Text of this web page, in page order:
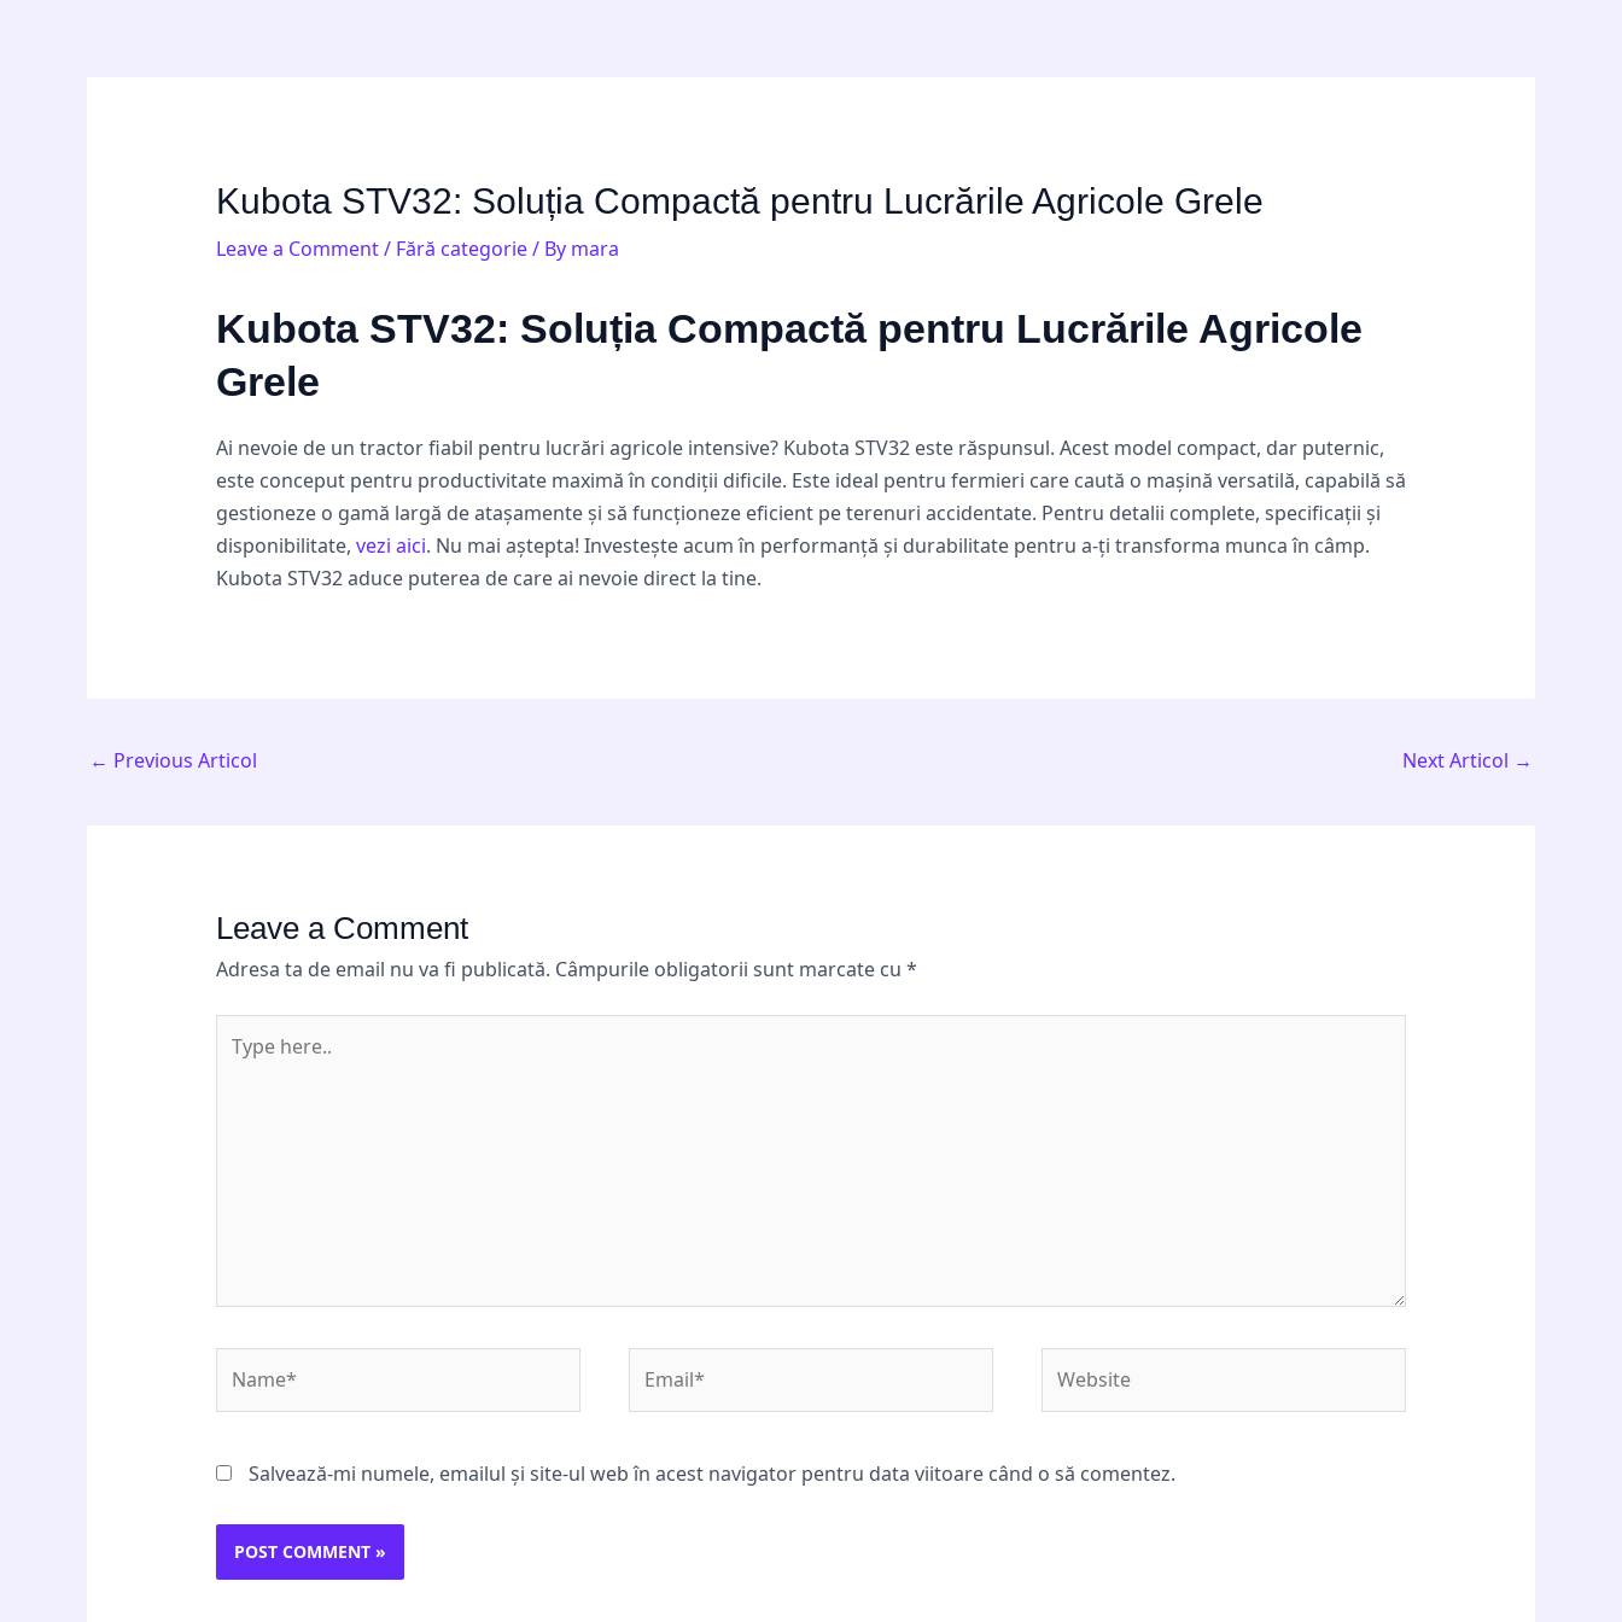
Kubota STV32: Soluția Compactă pentru Lucrările Agricole Grele
Leave a Comment/ Fără categorie/ By mara
Kubota STV32: Soluția Compactă pentru Lucrările Agricole
Grele
Ai nevoie de un tractor fiabil pentru lucrări agricole intensive? Kubota STV32 este răspunsul. Acest model compact, dar puternic,
este conceput pentru productivitate maximă în condiții dificile. Este ideal pentru fermieri care caută o mașină versatilă, capabilă să
gestioneze o gamă largă de atașamente și să funcționeze eficient pe terenuri accidentate. Pentru detalii complete, specificații și
disponibilitate, vezi aici. Nu mai aștepta! Investește acum în performanță și durabilitate pentru a-ți transforma munca în câmp.
Kubota STV32 aduce puterea de care ai nevoie direct la tine.
← Previous Articol Next Articol →
Leave a Comment
Adresa ta de email nu va fi publicată. Câmpurile obligatorii sunt marcate cu *
here..
Salvează-mi numele, emailul și site-ul web în acest navigator pentru data viitoare când o să comentez.